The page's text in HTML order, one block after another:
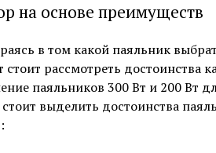
на основе преимуществ
в том какой паяльник
стоит рассмотреть достоинства
паяльников 300 Вт и 200 Вт
стоит выделить достоинства